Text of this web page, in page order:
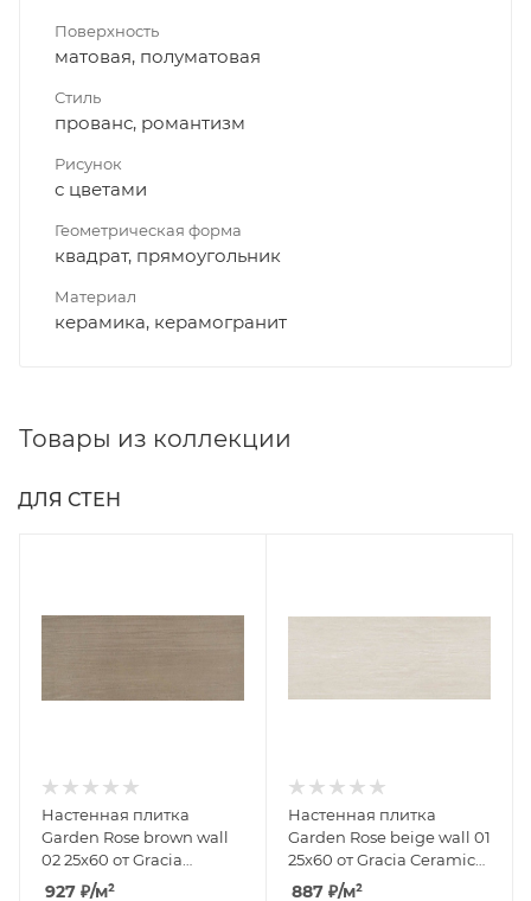
Поверхность
матовая, полуматовая
Стиль
прованс, романтизм
Рисунок
с цветами
Геометрическая форма
квадрат, прямоугольник
Материал
керамика, керамогранит
Товары из коллекции
ДЛЯ СТЕН
Настенная плитка
Garden Rose brown wall
02 25x60 от Gracia
Ceramica (Россия)
927 ₽/м²
Настенная плитка
Garden Rose beige wall 01
25x60 от Gracia Ceramica
(Россия)
887 ₽/м²